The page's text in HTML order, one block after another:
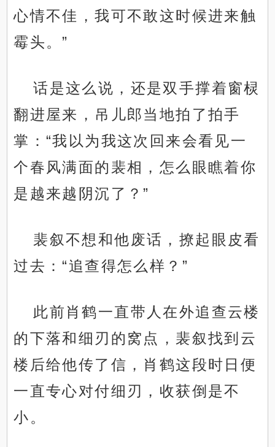
心情不佳，我可不敢这时候进来触
霉头。”
话是这么说，还是双手撑着窗棂
翻进屋来，吊儿郎当地拍了拍手
掌：“我以为我这次回来会看见一
个春风满面的裴相，怎么眼瞧着你
是越来越阴沉了？”
裴叙不想和他废话，撩起眼皮看
过去：“追查得怎么样？”
此前肖鹤一直带人在外追查云楼
的下落和细刃的窝点，裴叙找到云
楼后给他传了信，肖鹤这段时日便
一直专心对付细刃，收获倒是不
小。